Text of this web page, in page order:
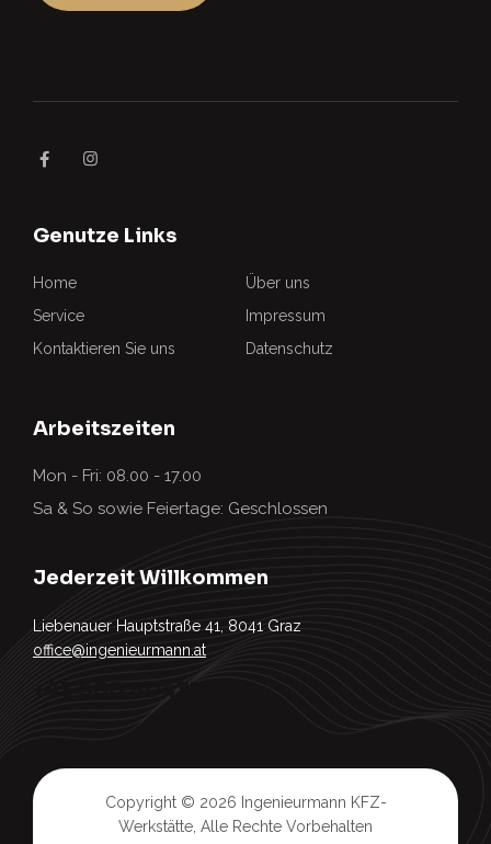
Genutze Links
Home
Über uns
Service
Impressum
Kontaktieren Sie uns
Datenschutz
Arbeitszeiten
Mon - Fri: 08.00 - 17.00
Sa & So sowie Feiertage: Geschlossen
Jederzeit Willkommen
+43 660 8043720
office@ingenieurmann.at
Liebenauer Hauptstraße 41, 8041 Graz
Copyright © 2026 Ingenieurmann KFZ-
Werkstätte , Alle Rechte Vorbehalten